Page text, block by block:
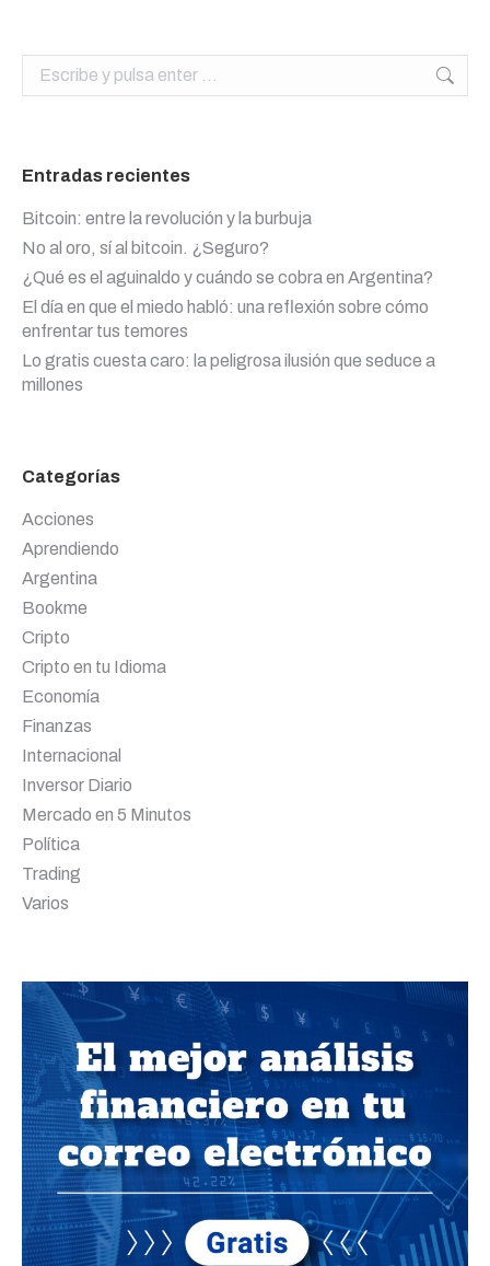
Buscar:
Entradas recientes
Bitcoin: entre la revolución y la burbuja
No al oro, sí al bitcoin. ¿Seguro?
¿Qué es el aguinaldo y cuándo se cobra en Argentina?
El día en que el miedo habló: una reflexión sobre cómo
enfrentar tus temores
Lo gratis cuesta caro: la peligrosa ilusión que seduce a
millones
Categorías
Acciones
Aprendiendo
Argentina
Bookme
Cripto
Cripto en tu Idioma
Economía
Finanzas
Internacional
Inversor Diario
Mercado en 5 Minutos
Política
Trading
Varios